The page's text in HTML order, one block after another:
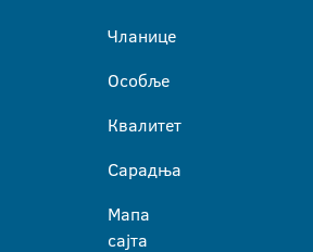
Чланице
Особље
Квалитет
Сарадња
Мапа
сајта